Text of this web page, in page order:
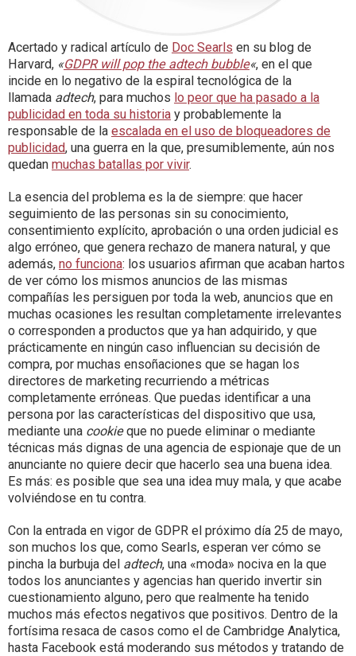
Acertado y radical artículo de Doc Searls en su blog de
Harvard, «GDPR will pop the adtech bubble«, en el que
incide en lo negativo de la espiral tecnológica de la
llamada adtech, para muchos lo peor que ha pasado a la
publicidad en toda su historia y probablemente la
responsable de la escalada en el uso de bloqueadores de
publicidad, una guerra en la que, presumiblemente, aún nos
quedan muchas batallas por vivir.
La esencia del problema es la de siempre: que hacer
seguimiento de las personas sin su conocimiento,
consentimiento explícito, aprobación o una orden judicial es
algo erróneo, que genera rechazo de manera natural, y que
además, no funciona: los usuarios afirman que acaban hartos
de ver cómo los mismos anuncios de las mismas
compañías les persiguen por toda la web, anuncios que en
muchas ocasiones les resultan completamente irrelevantes
o corresponden a productos que ya han adquirido, y que
prácticamente en ningún caso influencian su decisión de
compra, por muchas ensoñaciones que se hagan los
directores de marketing recurriendo a métricas
completamente erróneas. Que puedas identificar a una
persona por las características del dispositivo que usa,
mediante una cookieque no puede eliminar o mediante
técnicas más dignas de una agencia de espionaje que de un
anunciante no quiere decir que hacerlo sea una buena idea.
Es más: es posible que sea una idea muy mala, y que acabe
volviéndose en tu contra.
Con la entrada en vigor de GDPR el próximo día 25 de mayo,
son muchos los que, como Searls, esperan ver cómo se
pincha la burbuja del adtech, una «moda» nociva en la que
todos los anunciantes y agencias han querido invertir sin
cuestionamiento alguno, pero que realmente ha tenido
muchos más efectos negativos que positivos. Dentro de la
fortísima resaca de casos como el de Cambridge Analytica,
hasta Facebook está moderando sus métodos y tratando de